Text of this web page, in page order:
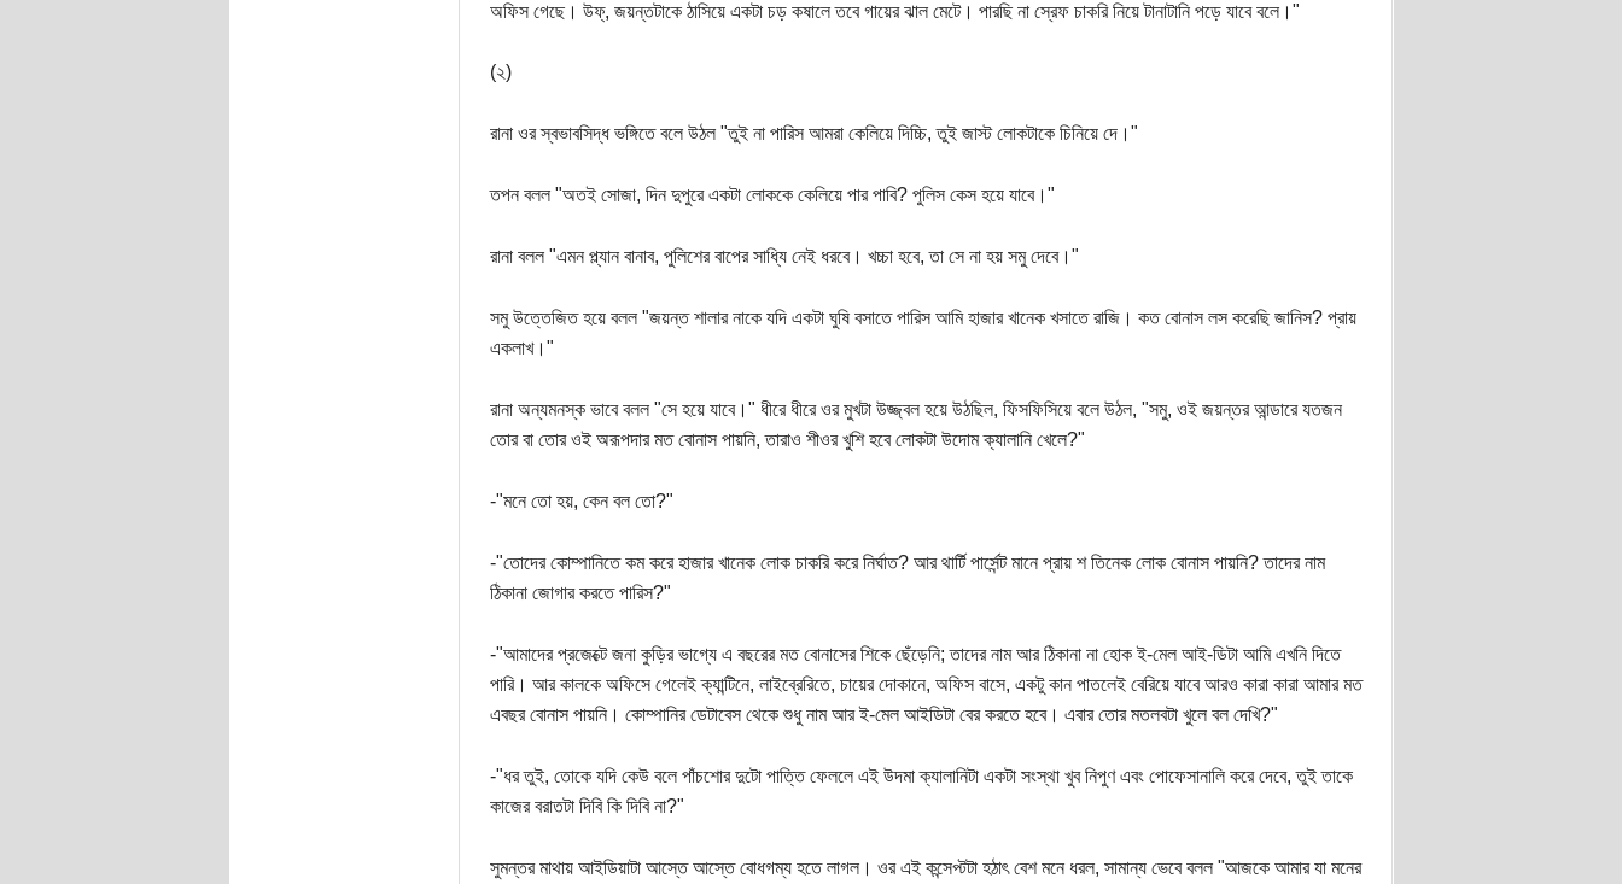
অফিস গেছে। উফ্‌, জয়ন্তটাকে ঠাসিয়ে একটা চড় কষালে তবে গায়ের ঝাল মেটে। পারছি না স্রেফ চাকরি নিয়ে টানাটানি পড়ে যাবে বলে।"
(২)
রানা ওর স্বভাবসিদ্ধ ভঙ্গিতে বলে উঠল "তুই না পারিস আমরা কেলিয়ে দিচ্চি, তুই জাস্ট লোকটাকে চিনিয়ে দে।"
তপন বলল "অতই সোজা, দিন দুপুরে একটা লোককে কেলিয়ে পার পাবি? পুলিস কেস হয়ে যাবে।"
রানা বলল "এমন প্ল্যান বানাব, পুলিশের বাপের সাধ্যি নেই ধরবে। খচ্চা হবে, তা সে না হয় সমু দেবে।"
সমু উত্তেজিত হয়ে বলল "জয়ন্ত শালার নাকে যদি একটা ঘুষি বসাতে পারিস আমি হাজার খানেক খসাতে রাজি। কত বোনাস লস করেছি জানিস? প্রায়
একলাখ।"
রানা অন্যমনস্ক ভাবে বলল "সে হয়ে যাবে।" ধীরে ধীরে ওর মুখটা উজ্জ্বল হয়ে উঠছিল, ফিসফিসিয়ে বলে উঠল, "সমু, ওই জয়ন্তর আন্ডারে যতজন
তোর বা তোর ওই অরূপদার মত বোনাস পায়নি, তারাও শীওর খুশি হবে লোকটা উদোম ক্যালানি খেলে?"
-"মনে তো হয়, কেন বল তো?"
-"তোদের কোম্পানিতে কম করে হাজার খানেক লোক চাকরি করে নির্ঘাত? আর থার্টি পার্সেন্ট মানে প্রায় শ তিনেক লোক বোনাস পায়নি? তাদের নাম
ঠিকানা জোগার করতে পারিস?"
-"আমাদের প্রজেক্টে জনা কুড়ির ভাগ্যে এ বছরের মত বোনাসের শিকে ছেঁড়েনি; তাদের নাম আর ঠিকানা না হোক ই-মেল আই-ডিটা আমি এখনি দিতে
পারি। আর কালকে অফিসে গেলেই ক্যান্টিনে, লাইব্রেরিতে, চায়ের দোকানে, অফিস বাসে, একটু কান পাতলেই বেরিয়ে যাবে আরও কারা কারা আমার মত
এবছর বোনাস পায়নি। কোম্পানির ডেটাবেস থেকে শুধু নাম আর ই-মেল আইডিটা বের করতে হবে। এবার তোর মতলবটা খুলে বল দেখি?"
-"ধর তুই, তোকে যদি কেউ বলে পাঁচশোর দুটো পাত্তি ফেললে এই উদমা ক্যালানিটা একটা সংস্থা খুব নিপুণ এবং পোফেসানালি করে দেবে, তুই তাকে
কাজের বরাতটা দিবি কি দিবি না?"
সুমন্তর মাথায় আইডিয়াটা আস্তে আস্তে বোধগম্য হতে লাগল। ওর এই কন্সেপ্টটা হঠাৎ বেশ মনে ধরল, সামান্য ভেবে বলল "আজকে আমার যা মনের